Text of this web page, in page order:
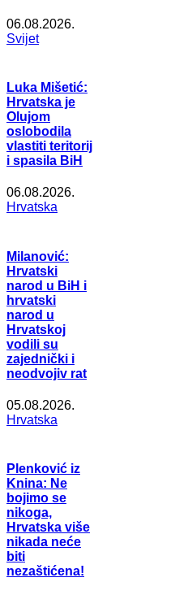
06.08.2026.
Svijet
Luka Mišetić:
Hrvatska je
Olujom
oslobodila
vlastiti teritorij
i spasila BiH
06.08.2026.
Hrvatska
Milanović:
Hrvatski
narod u BiH i
hrvatski
narod u
Hrvatskoj
vodili su
zajednički i
neodvojiv rat
05.08.2026.
Hrvatska
Plenković iz
Knina: Ne
bojimo se
nikoga,
Hrvatska više
nikada neće
biti
nezaštićena!